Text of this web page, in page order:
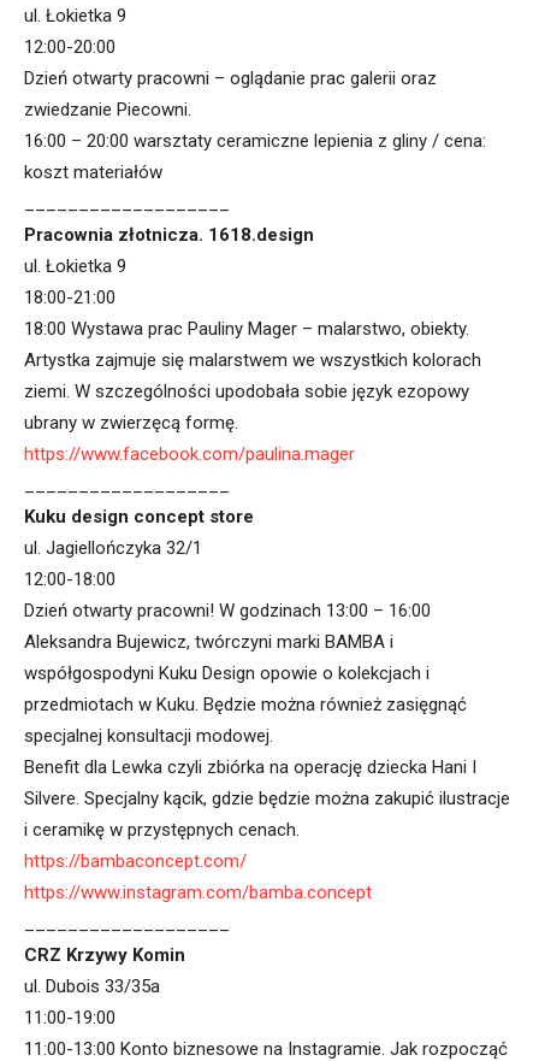
ul. Łokietka 9
12:00-20:00
Dzień otwarty pracowni – oglądanie prac galerii oraz
zwiedzanie Piecowni.
16:00 – 20:00 warsztaty ceramiczne lepienia z gliny / cena:
koszt materiałów
Pracownia złotnicza. 1618.design
ul. Łokietka 9
18:00-21:00
18:00 Wystawa prac Pauliny Mager – malarstwo, obiekty.
Artystka zajmuje się malarstwem we wszystkich kolorach
ziemi. W szczególności upodobała sobie język ezopowy
ubrany w zwierzęcą formę.
https://www.facebook.com/paulina.mager
Kuku design concept store
ul. Jagiellończyka 32/1
12:00-18:00
Dzień otwarty pracowni! W godzinach 13:00 – 16:00
Aleksandra Bujewicz, twórczyni marki BAMBA i
współgospodyni Kuku Design opowie o kolekcjach i
przedmiotach w Kuku. Będzie można również zasięgnąć
specjalnej konsultacji modowej.
Benefit dla Lewka czyli zbiórka na operację dziecka Hani I
Silvere. Specjalny kącik, gdzie będzie można zakupić ilustracje
i ceramikę w przystępnych cenach.
https://bambaconcept.com/
https://www.instagram.com/bamba.concept
CRZ Krzywy Komin
ul. Dubois 33/35a
11:00-19:00
11:00-13:00 Konto biznesowe na Instagramie. Jak rozpocząć